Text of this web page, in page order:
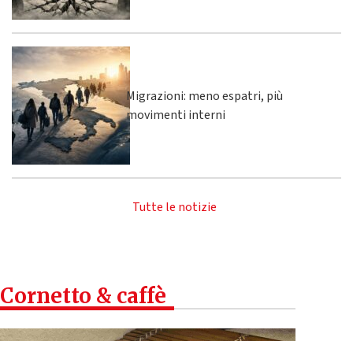
Migrazioni: meno espatri, più
movimenti interni
Tutte le notizie
Cornetto & caffè